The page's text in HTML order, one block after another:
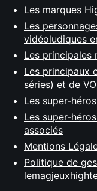
Les marques
Les
vidéoludiques
Les principales
Les principaux
séries) et de
Les super-
Les super-
associés
Mentions
Politique de